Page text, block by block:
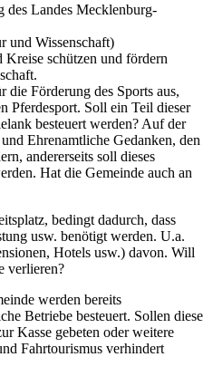
des Landes Mecklenburg-
und Wissenschaft)
schützen und fördern
Förderung des Sports aus,
Pferdesport. Soll ein Teil dieser
besteuert werden? Auf der
Ehrenamtliche Gedanken, den
andererseits soll dieses
Hat die Gemeinde auch an
bedingt dadurch, dass
usw. benötigt werden. U.a.
Hotels usw.) davon. Will
verlieren?
werden bereits
Betriebe besteuert. Sollen diese
Kasse gebeten oder weitere
Fahrtourismus verhindert